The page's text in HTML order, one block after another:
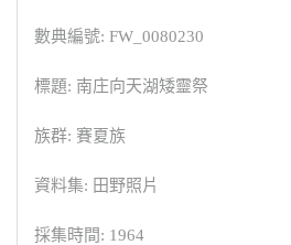
數典編號: FW_0080230
標題: 南庄向天湖矮靈祭
族群: 賽夏族
資料集: 田野照片
採集時間: 1964